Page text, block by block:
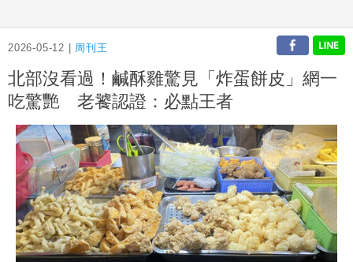
2026-05-12 | 周刊王
北部沒看過！鹹酥雞驚見「炸蛋餅皮」網一
吃驚艷 老饕認證：必點王者